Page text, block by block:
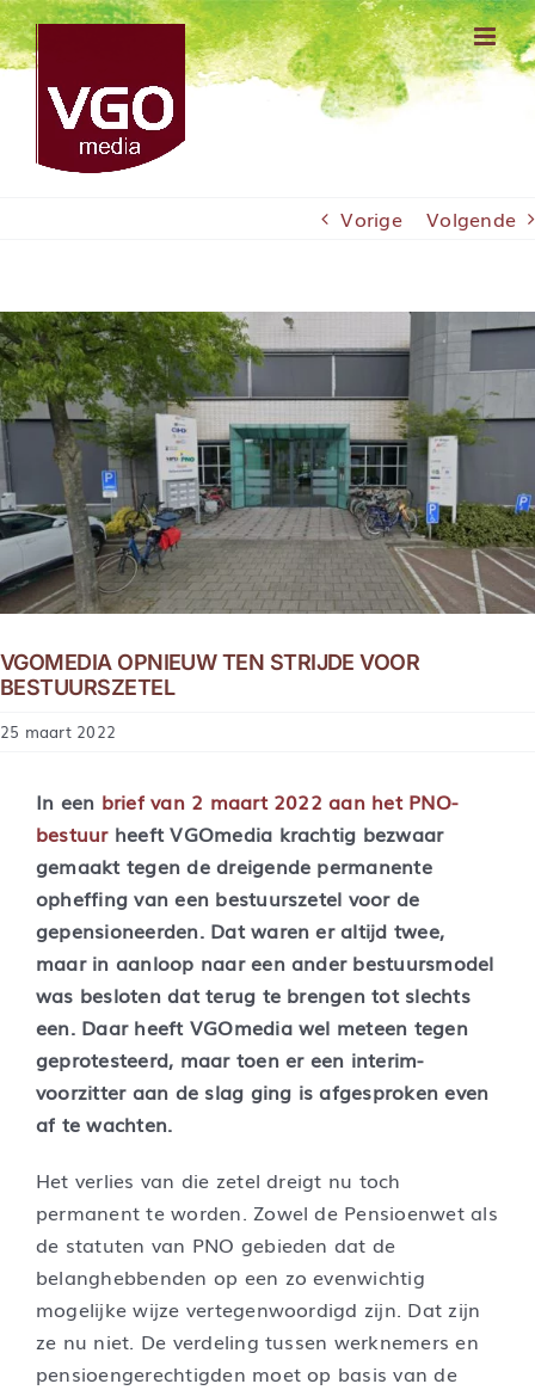
Ga
naar
inhoud
Vorige Volgende
VGOMEDIA OPNIEUW TEN STRIJDE VOOR
BESTUURSZETEL
25 maart 2022
In een brief van 2 maart 2022 aan het PNO-
bestuurheeft VGOmedia krachtig bezwaar
gemaakt tegen de dreigende permanente
opheffing van een bestuurszetel voor de
gepensioneerden. Dat waren er altijd twee,
maar in aanloop naar een ander bestuursmodel
was besloten dat terug te brengen tot slechts
een. Daar heeft VGOmedia wel meteen tegen
geprotesteerd, maar toen er een interim-
voorzitter aan de slag ging is afgesproken even
af te wachten.
Het verlies van die zetel dreigt nu toch
permanent te worden. Zowel de Pensioenwet als
de statuten van PNO gebieden dat de
belanghebbenden op een zo evenwichtig
mogelijke wijze vertegenwoordigd zijn. Dat zijn
ze nu niet. De verdeling tussen werknemers en
pensioengerechtigden moet op basis van de